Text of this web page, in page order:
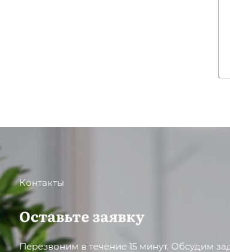
Контакты
Оставьте заявку
Перезвоним в течение 15 минут. Обсудим